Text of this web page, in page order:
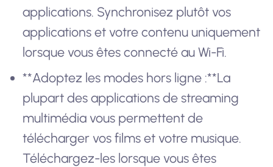
applications. Synchronisez plutôt vos
applications et votre contenu uniquement
lorsque vous êtes connecté au Wi-Fi.
**Adoptez les modes hors ligne :**La
plupart des applications de streaming
multimédia vous permettent de
télécharger vos films et votre musique.
Téléchargez-les lorsque vous êtes